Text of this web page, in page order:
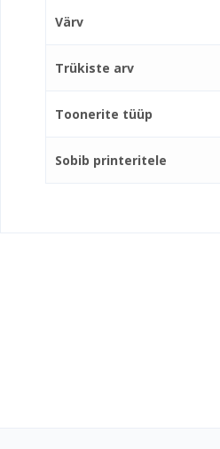
Värv
Trükiste arv
Toonerite tüüp
Sobib printeritele